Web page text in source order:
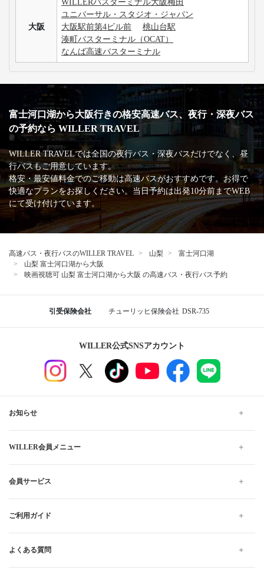
大阪
WILLERバスターミナル大阪梅田
ユニバーサル・スタジオ・ジャパン
大阪駅前第4ビル前
桃山台駅
湊町バスターミナル（OCAT）
なんば高速バスターミナル
富士河口湖から大阪行きの格安高速バス、夜行・深夜バス
の予約なら WILLER TRAVEL
WILLER TRAVELでは全国の夜行バス・深夜バスだけでなく、昼
行バスもご用意しています。
格安・最安値料金でのご移動は高速バスがおすすめです。お得で
快適なプランをお探しください。当日予約は出発10分前までWEB
にて受け付けています。
高速バス・夜行バスのWILLER TRAVEL 山梨
富士河口湖
山梨 富士河口湖から大阪
映画視聴可 山梨 富士河口湖から大阪 の高速バス・夜行バス予約
引受保険会社 チューリッヒ保険会社 DSR-735
WILLER公式SNSアカウント
お知らせ
WILLER会員メニュー
会員サービス
ご利用ガイド
よくある質問